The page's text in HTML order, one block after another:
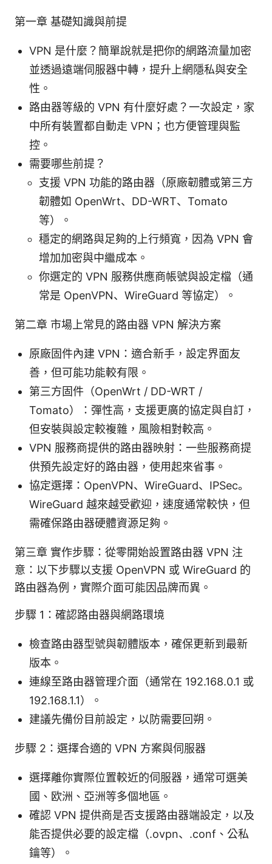
第一章 基礎知識與前提
VPN 是什麼？簡單說就是把你的網路流量加密
並透過遠端伺服器中轉，提升上網隱私與安全
性。
路由器等級的 VPN 有什麼好處？一次設定，家
中所有裝置都自動走 VPN；也方便管理與監
控。
需要哪些前提？
支援 VPN 功能的路由器（原廠韌體或第三方
韌體如 OpenWrt、DD-WRT、Tomato
等）。
穩定的網路與足夠的上行頻寬，因為 VPN 會
增加加密與中繼成本。
你選定的 VPN 服務供應商帳號與設定檔（通
常是 OpenVPN、WireGuard 等協定）。
第二章 市場上常見的路由器 VPN 解決方案
原廠固件內建 VPN：適合新手，設定界面友
善，但可能功能較有限。
第三方固件（OpenWrt / DD-WRT /
Tomato）：彈性高，支援更廣的協定與自訂，
但安裝與設定較複雜，風險相對較高。
VPN 服務商提供的路由器映射：一些服務商提
供預先設定好的路由器，使用起來省事。
協定選擇：OpenVPN、WireGuard、IPSec。
WireGuard 越來越受歡迎，速度通常較快，但
需確保路由器硬體資源足夠。
第三章 實作步驟：從零開始設置路由器 VPN 注
意：以下步驟以支援 OpenVPN 或 WireGuard 的
路由器為例，實際介面可能因品牌而異。
步驟 1：確認路由器與網路環境
檢查路由器型號與韌體版本，確保更新到最新
版本。
連線至路由器管理介面（通常在 192.168.0.1 或
192.168.1.1）。
建議先備份目前設定，以防需要回朔。
步驟 2：選擇合適的 VPN 方案與伺服器
選擇離你實際位置較近的伺服器，通常可選美
國、欧洲、亞洲等多個地區。
確認 VPN 提供商是否支援路由器端設定，以及
能否提供必要的設定檔（.ovpn、.conf、公私
鑰等）。